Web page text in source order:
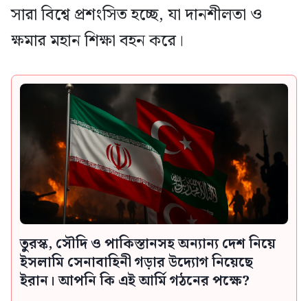
সারা বিশ্বে প্রশংসিত হচ্ছে, যা দানশীলতা ও
ক্ষমার মহান শিক্ষা বহন করে।
তুরস্ক, সৌদি ও পাকিস্তানসহ অন্যান্য দেশ নিয়ে
ইসলামি সেনাবাহিনী গড়ার উদ্যোগ নিয়েছে
ইরান। আপনি কি এই আর্মি গঠনের পক্ষে?